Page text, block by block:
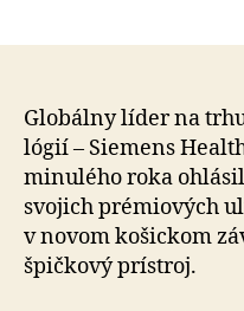
Globálny líder na
lógií – Siemens
minulého roka
svojich prémiových
v novom košickom
špičkový prístroj.